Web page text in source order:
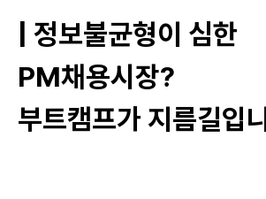
| 정보불균형이 심한
PM채용시장?
부트캠프가 지름길입